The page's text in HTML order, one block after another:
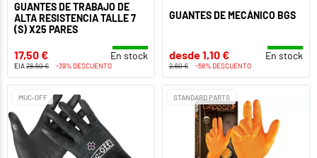
GUANTES DE TRABAJO DE
ALTA RESISTENCIA TALLE 7
(S) X25 PARES
17,50 € En stock
EIA28,50 € -39% DESCUENTO
GUANTES DE MECÁNICO BGS
desde 1,10 € En stock
2,60 € -58% DESCUENTO
MUC-OFF STANDARD PARTS